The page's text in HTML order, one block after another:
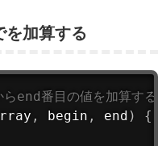
を加算する
番目の値を加算する
, begin , end )
{